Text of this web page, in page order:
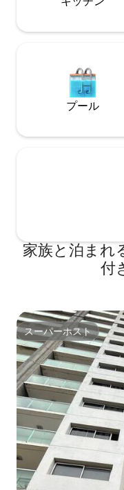
プール
家族と泊まれ
付
スーパーホスト
スーパーホスト